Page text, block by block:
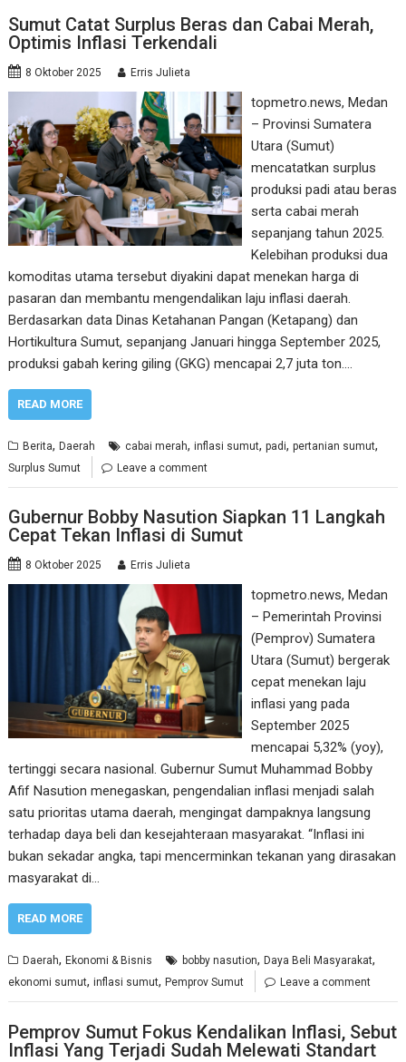
Sumut Catat Surplus Beras dan Cabai Merah,
Optimis Inflasi Terkendali
8 Oktober 2025 Erris Julieta
topmetro.news, Medan
– Provinsi Sumatera
Utara (Sumut)
mencatatkan surplus
produksi padi atau beras
serta cabai merah
sepanjang tahun 2025.
Kelebihan produksi dua
komoditas utama tersebut diyakini dapat menekan harga di
pasaran dan membantu mengendalikan laju inflasi daerah.
Berdasarkan data Dinas Ketahanan Pangan (Ketapang) dan
Hortikultura Sumut, sepanjang Januari hingga September 2025,
produksi gabah kering giling (GKG) mencapai 2,7 juta ton.…
READ MORE
Berita,Daerah cabai merah,inflasi sumut,padi,pertanian sumut,
Surplus Sumut Leave a comment
Gubernur Bobby Nasution Siapkan 11 Langkah
Cepat Tekan Inflasi di Sumut
8 Oktober 2025 Erris Julieta
topmetro.news, Medan
– Pemerintah Provinsi
(Pemprov) Sumatera
Utara (Sumut) bergerak
cepat menekan laju
inflasi yang pada
September 2025
mencapai 5,32% (yoy),
tertinggi secara nasional. Gubernur Sumut Muhammad Bobby
Afif Nasution menegaskan, pengendalian inflasi menjadi salah
satu prioritas utama daerah, mengingat dampaknya langsung
terhadap daya beli dan kesejahteraan masyarakat. “Inflasi ini
bukan sekadar angka, tapi mencerminkan tekanan yang dirasakan
masyarakat di…
READ MORE
Daerah,Ekonomi & Bisnis bobby nasution,Daya Beli Masyarakat,
ekonomi sumut,inflasi sumut,Pemprov Sumut Leave a comment
Pemprov Sumut Fokus Kendalikan Inflasi, Sebut
Inflasi Yang Terjadi Sudah Melewati Standart